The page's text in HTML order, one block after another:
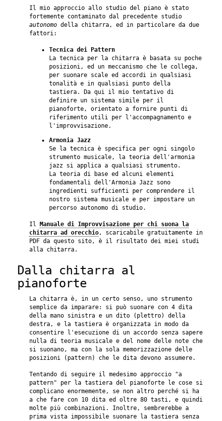
Il mio approccio allo studio del piano è stato
fortemente contaminato dal precedente studio
autonomo della chitarra, ed in particolare da due
fattori:
Tecnica dei Pattern
La tecnica per la chitarra è basata su poche
posizioni, ed un meccanismo che le collega,
per suonare scale ed accordi in qualsiasi
tonalità e in qualsiasi punto della
tastiera. Da qui il mio tentativo di
definire un sistema simile per il
pianoforte, orientato a fornire punti di
riferimento utili per l'accompagnamento e
l'improvvisazione.
Armonia Jazz
Se la tecnica è specifica per ogni singolo
strumento musicale, la teoria dell'armonia
jazz si applica a qualsiasi strumento.
La teoria di base ed alcuni elementi
fondamentali dell'Armonia Jazz sono
ingredienti sufficienti per comprendere il
nostro sistema musicale e per impostare un
percorso autonomo di studio.
Il
Manuale di Improvvisazione per chi suona la
chitarra ad orecchio, scaricabile gratuitamente in
PDF da questo sito, è il risultato dei miei studi
alla chitarra.
Dalla chitarra al
pianoforte
La chitarra è, in un certo senso, uno strumento
semplice da imparare: si può suonare con 4 dita
della mano sinistra e un dito (plettro) della
destra, e la tastiera è organizzata in modo da
consentire l'esecuzione di un accordo senza sapere
nulla di teoria musicale e del nome delle note che
si suonano, ma con la sola memorizzazione delle
posizioni (pattern) che le dita devono assumere.
Tentando di seguire il medesimo approccio "a
pattern" per la tastiera del pianoforte le cose si
complicano enormemente, se non altro perché si ha
a che fare con 10 dita ed oltre 80 tasti, e quindi
molte più combinazioni. Inoltre, sembrerebbe a
prima vista impossibile suonare la tastiera senza